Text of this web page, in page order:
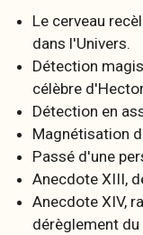
Le cerveau
dans l'Univers.
Détection
célèbre
Détection en
Magnétisation
Passé d'une
Anecdote XIII,
Anecdote XIV,
dérèglement